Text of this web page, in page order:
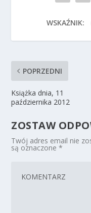
WSKAŹNIK:
POPRZEDNI
Książka dnia, 11
października 2012
ZOSTAW
Twój adres email nie
są oznaczone*